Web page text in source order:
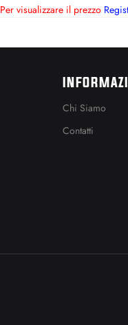
Per visualizzare il prezzo
Chi Siamo
Contatti